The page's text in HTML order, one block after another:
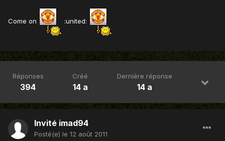
Come on :united:
Réponses
394
Créé
14 a
Dernière réponse
14 a
Invité imad94
Posté(e) le 12 août 2011